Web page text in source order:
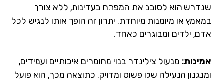
הוא לסובב את המפתח בעדינות, ללא צורך
או מיומנות מיוחדת. יתרון זה הופך אותו לנגיש לכל
ילדים ומבוגרים כאחד.
מנעול צילינדר בנוי מחומרים איכותיים ועמידים,
הנעילה שלו פשוט ומדויק. כתוצאה מכך, הוא פועל